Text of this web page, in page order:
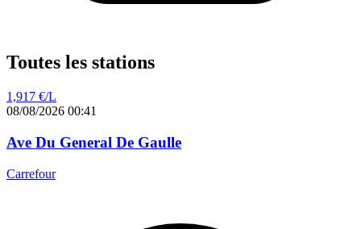
Toutes les stations
1,917 €/L
08/08/2026 00:41
Ave Du General De Gaulle
Carrefour